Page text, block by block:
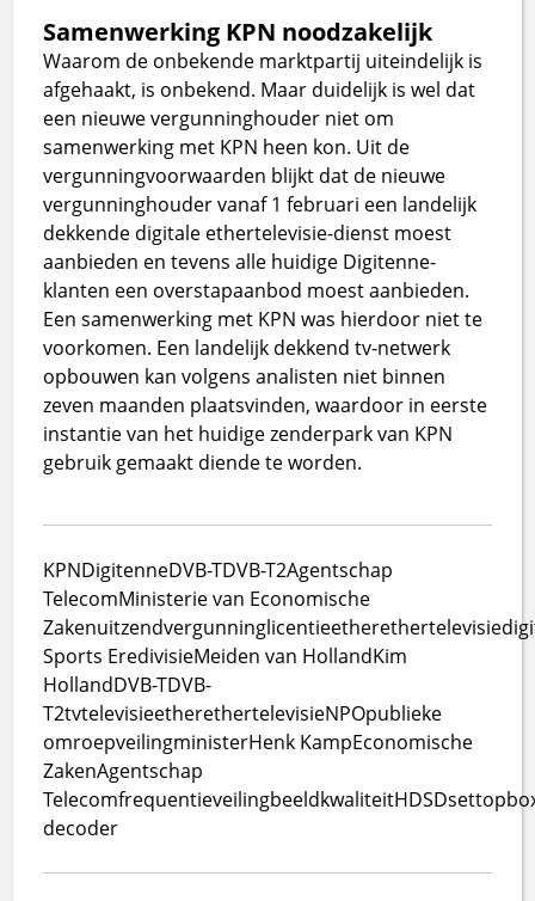
Samenwerking KPN noodzakelijk
Waarom de onbekende marktpartij uiteindelijk is
afgehaakt, is onbekend. Maar duidelijk is wel dat
een nieuwe vergunninghouder niet om
samenwerking met KPN heen kon. Uit de
vergunningvoorwaarden blijkt dat de nieuwe
vergunninghouder vanaf 1 februari een landelijk
dekkende digitale ethertelevisie-dienst moest
aanbieden en tevens alle huidige Digitenne-
klanten een overstapaanbod moest aanbieden.
Een samenwerking met KPN was hierdoor niet te
voorkomen. Een landelijk dekkend tv-netwerk
opbouwen kan volgens analisten niet binnen
zeven maanden plaatsvinden, waardoor in eerste
instantie van het huidige zenderpark van KPN
gebruik gemaakt diende te worden.
KPNDigitenneDVB-TDVB-T2Agentschap
TelecomMinisterie van Economische
Zakenuitzendvergunninglicentieetherethertelevisie
Sports EredivisieMeiden van HollandKim
HollandDVB-TDVB-
T2tvtelevisieetherethertelevisieNPOpublieke
omroepveilingministerHenk KampEconomische
ZakenAgentschap
TelecomfrequentieveilingbeeldkwaliteitHDSD
decoder